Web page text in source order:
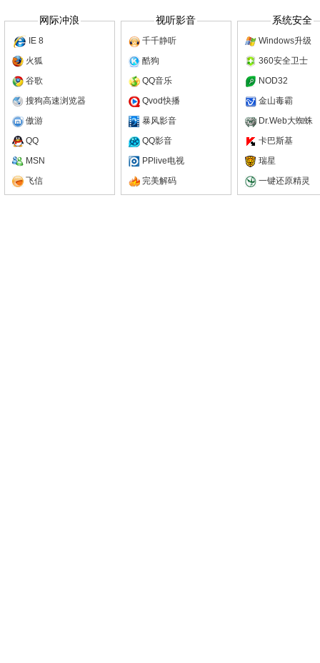
网际冲浪
IE 8
火狐
谷歌
搜狗高速浏览器
傲游
QQ
MSN
飞信
视听影音
千千静听
酷狗
QQ音乐
Qvod快播
暴风影音
QQ影音
PPlive电视
完美解码
系统安全
Windows升级
360安全卫士
NOD32
金山毒霸
Dr.Web大蜘蛛
卡巴斯基
瑞星
一键还原精灵